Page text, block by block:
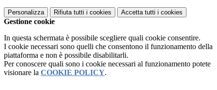
Personalizza Rifiuta tutti i cookies Accetta tutti i cookies
Gestione cookie
In questa schermata è possibile scegliere quali cookie consentire.
I cookie necessari sono quelli che consentono il funzionamento della
piattaforma e non è possibile disabilitarli.
Per conoscere quali sono i cookie necessari al funzionamento potete
visionare la COOKIE POLICY.